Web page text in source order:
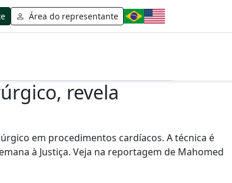
Área do representante
revela
em procedimentos cardíacos. A técnica é
à Justiça. Veja na reportagem de Mahomed